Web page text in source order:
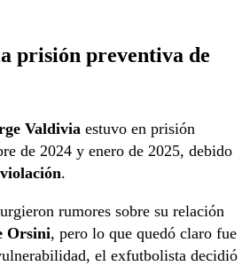
prisión preventiva de
Valdivia estuvo en prisión
de 2024 y enero de 2025, debido
.
rumores sobre su relación
Orsini, pero lo que quedó claro fue
el exfutbolista decidió